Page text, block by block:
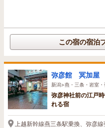
この宿の宿泊
弥彦館 冥加屋
新潟>燕・三条・岩室・
弥彦神社前の江戸
れる宿
上越新幹線燕三条駅乗換、弥彦